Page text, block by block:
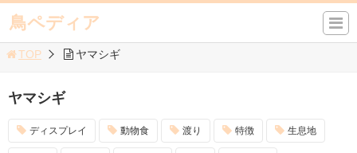
鳥ペディア
TOP ヤマシギ
ヤマシギ
ディスプレイ 動物食 渡り 特徴 生息地